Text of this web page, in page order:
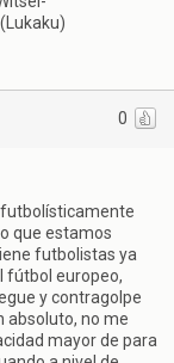
0
futbolísticamente
que estamos
futbolistas ya
fútbol europeo,
y contragolpe
absoluto, no me
mayor de para